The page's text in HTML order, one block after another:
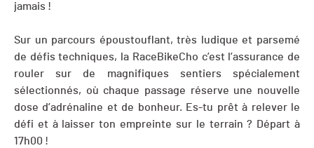
jamais !
Sur un parcours époustouflant, très ludique et parsemé
de défis techniques, la RaceBikeCho c’est l’assurance de
rouler sur de magnifiques sentiers spécialement
sélectionnés, où chaque passage réserve une nouvelle
dose d’adrénaline et de bonheur. Es-tu prêt à relever le
défi et à laisser ton empreinte sur le terrain ? Départ à
17h00 !